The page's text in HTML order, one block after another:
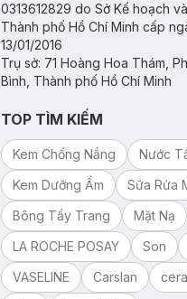
0313612829 do Sở Kế hoạch
Thành phố Hồ Chí Minh cấp
13/01/2016
Trụ sở: 71 Hoàng Hoa Thám,
Bình, Thành phố Hồ Chí Minh
TOP TÌM KIẾM
Kem Chống Nắng
Nước
Kem Dưỡng Ẩm
Sữa Rửa
Bông Tẩy Trang
Mặt Nạ
LA ROCHE POSAY
Son
VASELINE
Carslan